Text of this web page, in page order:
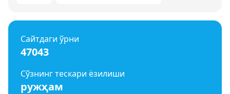
Сайтдаги ўрни
47043
Сўзнинг тескари ёзилиши
ружҳам